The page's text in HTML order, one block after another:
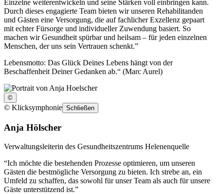
Einzelne weiterentwickeln und seine Stärken voll einbringen kann.
Durch dieses engagierte Team bieten wir unseren Rehabilitanden
und Gästen eine Versorgung, die auf fachlicher Exzellenz gepaart
mit echter Fürsorge und individueller Zuwendung basiert. So
machen wir Gesundheit spürbar und heilsam – für jeden einzelnen
Menschen, der uns sein Vertrauen schenkt.”
Lebensmotto: Das Glück Deines Lebens hängt von der
Beschaffenheit Deiner Gedanken ab.“ (Marc Aurel)
©
© Klicksymphonie Schließen
Anja Hölscher
Verwaltungsleiterin des Gesundheitszentrums Helenenquelle
“Ich möchte die bestehenden Prozesse optimieren, um unseren
Gästen die bestmögliche Versorgung zu bieten. Ich strebe an, ein
Umfeld zu schaffen, das sowohl für unser Team als auch für unsere
Gäste unterstützend ist.”